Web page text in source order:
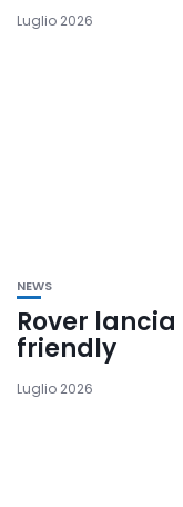
Luglio 2026
NEWS
Rover
friendly
Luglio 2026